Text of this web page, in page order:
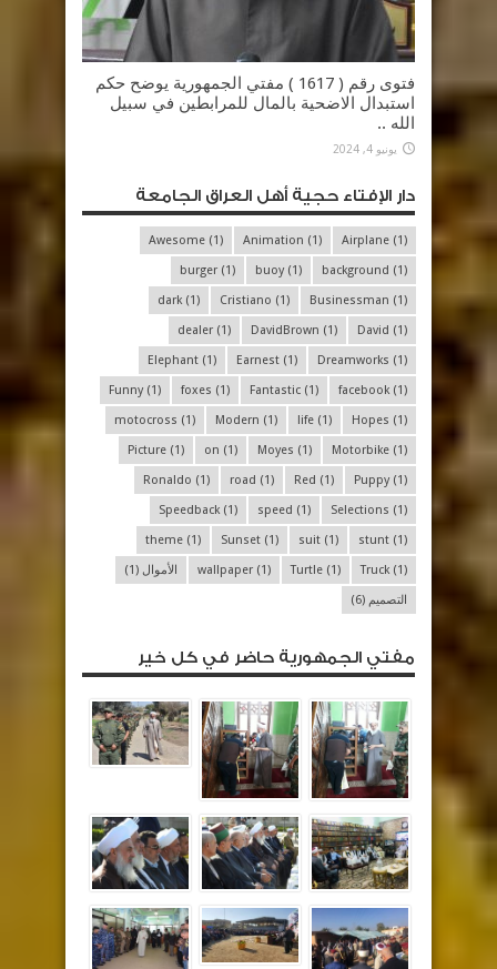
فتوى رقم ( 1617 ) مفتي الجمهورية يوضح حكم
استبدال الاضحية بالمال للمرابطين في سبيل
الله ..
يونيو 4, 2024
دار الإفتاء حجية أهل العراق الجامعة
Airplane (1)
Animation (1)
Awesome (1)
background (1)
buoy(1)
burger (1)
Businessman (1)
Cristiano (1)
dark (1)
David (1)
DavidBrown (1)
dealer (1)
Dreamworks (1)
Earnest (1)
Elephant (1)
facebook (1)
Fantastic (1)
foxes (1)
Funny(1)
Hopes (1)
life (1)
Modern (1)
motocross (1)
Motorbike (1)
Moyes (1)
on (1)
Picture (1)
Puppy(1)
Red (1)
road (1)
Ronaldo (1)
Selections (1)
speed (1)
Speedback (1)
stunt (1)
suit (1)
Sunset (1)
theme (1)
Truck (1)
Turtle (1)
wallpaper (1) الأموال (1)
التصميم (6)
مفتي الجمهورية حاضر في كل خير